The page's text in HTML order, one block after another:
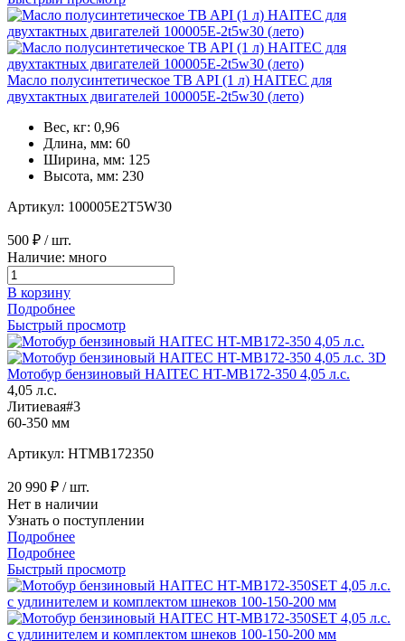
Масло полусинтетическое TB API (1 л) HAITEC для
двухтактных двигателей 100005E-2t5w30 (лето)
Вес, кг: 0,96
Длина, мм: 60
Ширина, мм: 125
Высота, мм: 230
Артикул: 100005E2T5W30
500 ₽ / шт.
Наличие: много
В корзину
Подробнее
Быстрый просмотр
3D
Мотобур бензиновый HAITEC HT-MB172-350 4,05 л.с.
4,05 л.с.
Литиевая#3
60-350 мм
Артикул: HTMB172350
20 990 ₽ / шт.
Нет в наличии
Узнать о поступлении
Подробнее
Подробнее
Быстрый просмотр